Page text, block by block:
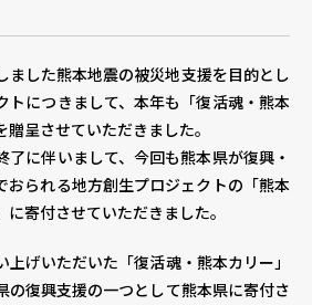
個人情報の取り扱いについて
ました熊本地震の被災地支援を目的とし
トにつきまして、本年も「復活魂・熊本
呈させていただきました。
了に伴いまして、今回も熊本県が復興・
おられる地方創生プロジェクトの「熊本
寄付させていただきました。
げいただいた「復活魂・熊本カリー」
の復興支援の一つとして熊本県に寄付さ